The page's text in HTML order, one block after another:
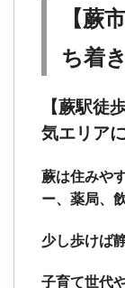
【蕨
ち着
【蕨駅徒
気エリア
蕨は住みや
ー、薬局、
少し歩けば
子育て世代